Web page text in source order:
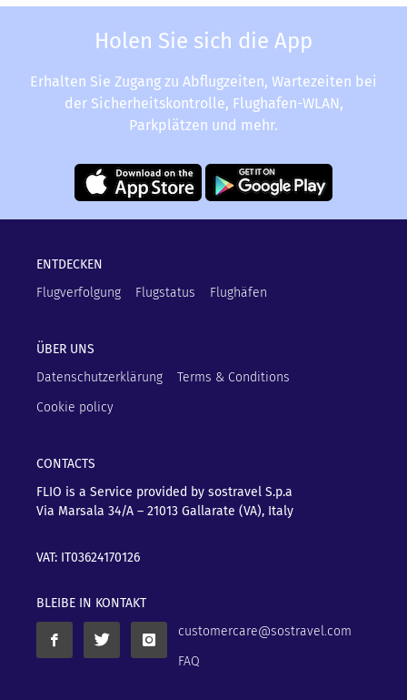
Holen Sie sich die App
Erhalten Sie Zugang zu Abflugzeiten, Wartezeiten bei
der Sicherheitskontrolle, Flughafen-WLAN,
Parkplätzen und mehr.
ENTDECKEN
Flugverfolgung
Flugstatus Flughäfen
ÜBER UNS
Datenschutzerklärung
Terms & Conditions
Cookie policy
CONTACTS
FLIO is a Service provided by sostravel S.p.a
Via Marsala 34/A – 21013 Gallarate (VA), Italy
VAT: IT03624170126
BLEIBE IN KONTAKT
customercare@sostravel.com
FAQ